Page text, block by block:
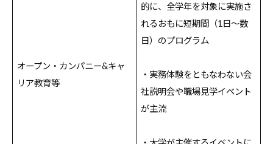
オープン・カンパニー&キャ
リア教育等
的に、全学年を対象に実施さ
れるおもに短期間（1日～数
日）のプログラム
・実務体験をともなわない会
社説明会や職場見学イベント
が主流